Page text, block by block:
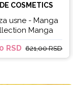
COSMETICS
usne - Manga
Manga
Lip Oil
RSD 621,00 RSD